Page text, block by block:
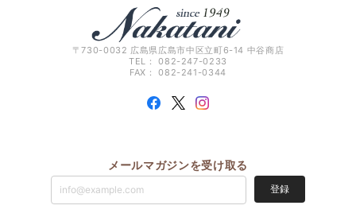
〒730-0032 広島県広島市中区立町6-14 中谷商店
TEL： 082-247-0233
FAX： 082-241-0344
メールマガジンを受け取る
登録